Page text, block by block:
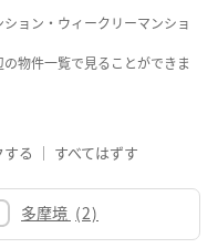
ョン・ウィークリーマンショ
物件一覧で見ることができま
る すべてはずす
多摩境 (2)